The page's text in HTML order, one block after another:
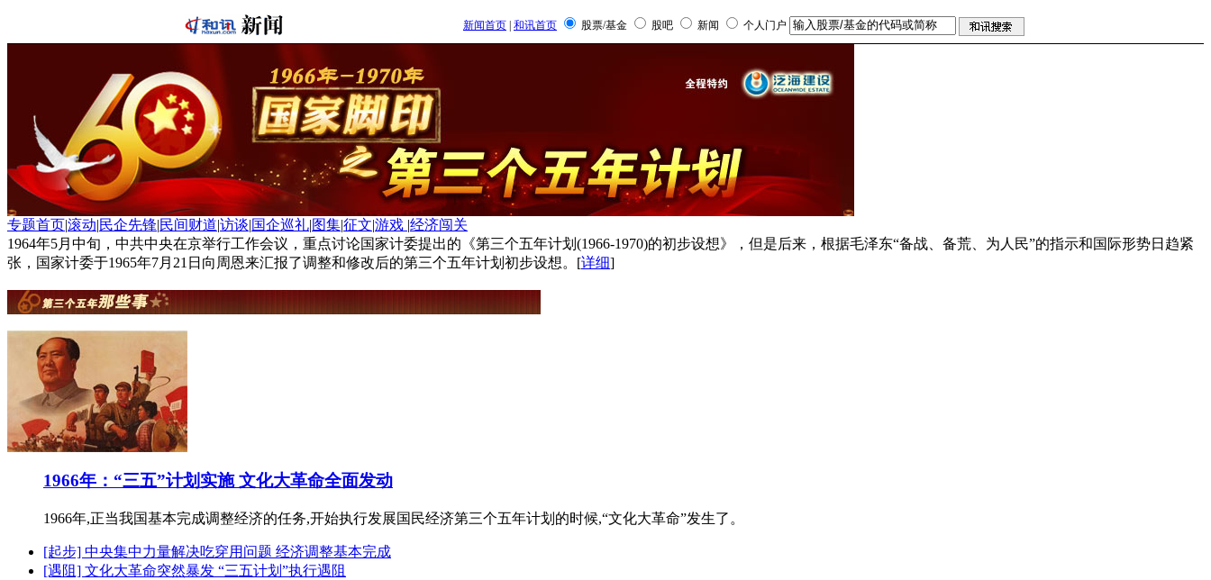
新闻首页 和讯首页 股票/基金 股吧 新闻 个人门户
专题首页|滚动|民企先锋|民间财道|访谈|国企巡礼|图集|征文|游戏 |经济闯关
1964年5月中旬，中共中央在京举行工作会议，重点讨论国家计委提出的《第三个五年计划(1966-1970)的初步设想》，但是后来，根据毛泽东“备战、备荒、为人民”的指示和国际形势日趋紧
张，国家计委于1965年7月21日向周恩来汇报了调整和修改后的第三个五年计划初步设想。[详细]
1966年：“三五”计划实施 文化大革命全面发动
1966年,正当我国基本完成调整经济的任务,开始执行发展国民经济第三个五年计划的时候,“文化大革命”发生了。
[起步] 中央集中力量解决吃穿用问题 经济调整基本完成
[遇阻] 文化大革命突然暴发 “三五计划”执行遇阻